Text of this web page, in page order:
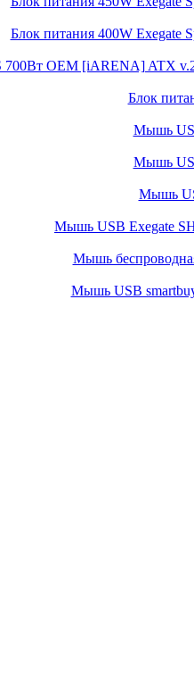
Блок питания 400W Exegate
OEM [iARENA] ATX
Блок
Мышь
Мышь
Мышь
Мышь USB Exegate
Мышь
Мышь USB